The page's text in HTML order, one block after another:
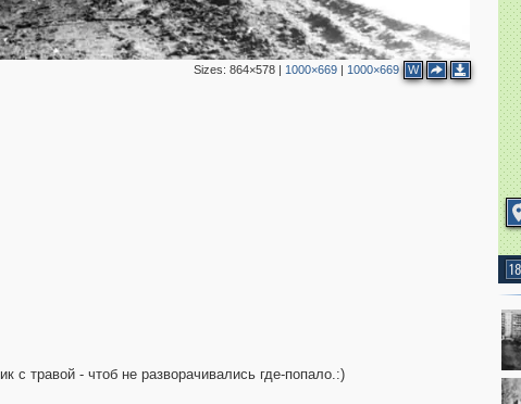
Sizes: 864×578| 1000×669| 1000×669 W
с травой - чтоб не разворачивались где-попало.:)